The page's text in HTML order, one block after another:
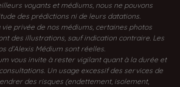
voyants et médiums, nous ne pouvons
des prédictions ni de leurs datations.
privée de nos médiums, certaines photos
des illustrations, sauf indication contraire. Les
d’Alexis Médium sont réelles.
vous invite à rester vigilant quant à la durée et
Un usage excessif des services de
des risques (endettement, isolement,